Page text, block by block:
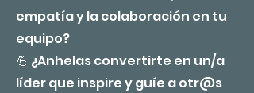
empatía y la colaboración en tu
equipo?
💪 ¿Anhelas convertirte en un/a
líder que inspire y guíe a otr@s